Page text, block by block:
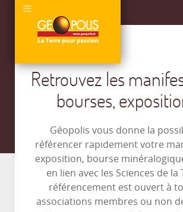
Retrouvez les
bourses,
Géopolis vous donne la
référencer rapidement votre
exposition, bourse
en lien avec les Sciences de la
référencement est ouvert à
associations membres ou non